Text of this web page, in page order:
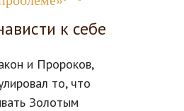
к себе
и Пророков,
то, что
Золотым